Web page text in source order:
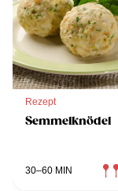
Rezept
Semmelknödel
30–60 MIN